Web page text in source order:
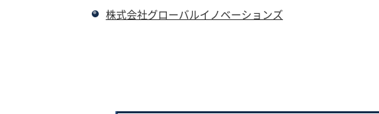
株式会社グローバルイノベーションズ